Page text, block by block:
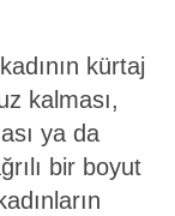
kürtaj
kalması,
ya da
bir boyut